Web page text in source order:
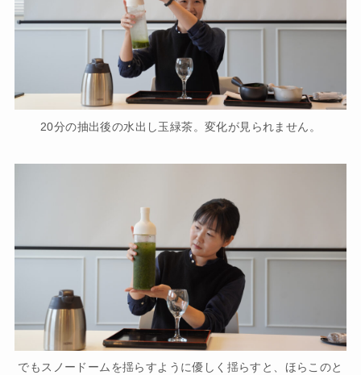
20分の抽出後の水出し玉緑茶。変化が見られません。
でもスノードームを揺らすように優しく揺らすと、ほらこのと